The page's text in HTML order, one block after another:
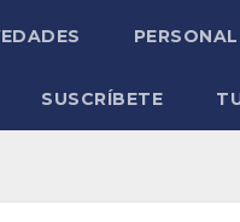
SUSCRÍBETE